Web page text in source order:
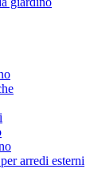
arredi esterni